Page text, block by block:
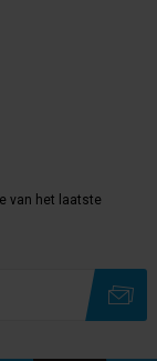
van het laatste